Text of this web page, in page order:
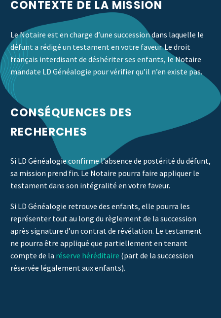
CONTEXTE DE LA MISSION
Le Notaire est en charge d’une succession dans laquelle le
défunt a rédigé un testament en votre faveur. Le droit
français interdisant de déshériter ses enfants, le Notaire
mandate LD Généalogie pour vérifier qu’il n’en existe pas.
CONSÉQUENCES DES
RECHERCHES
Si LD Généalogie confirme l’absence de postérité du défunt,
sa mission prend fin. Le Notaire pourra faire appliquer le
testament dans son intégralité en votre faveur.
Si LD Généalogie retrouve des enfants, elle pourra les
représenter tout au long du règlement de la succession
après signature d’un contrat de révélation. Le testament
ne pourra être appliqué que partiellement en tenant
compte de la réserve héréditaire (part de la succession
réservée légalement aux enfants).